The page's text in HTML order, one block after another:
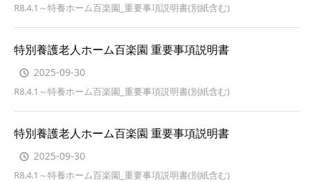
R8.4.1～特養ホーム百楽園_重要事項説明書(別紙含む)
特別養護老人ホーム百楽園 重要事項説明書
2025-09-30
R8.4.1～特養ホーム百楽園_重要事項説明書(別紙含む)
特別養護老人ホーム百楽園 重要事項説明書
2025-09-30
R8.4.1～特養ホーム百楽園_重要事項説明書(別紙含む)